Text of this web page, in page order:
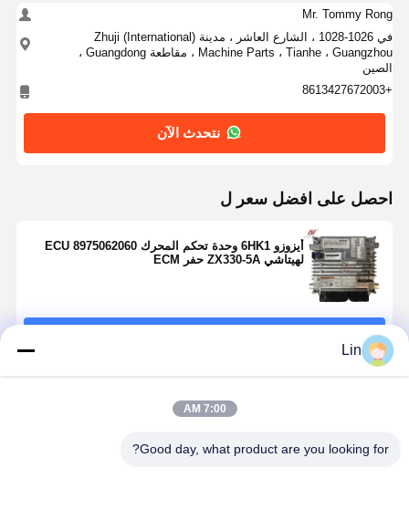
Mr. Tommy Rong
في 1026-1028 ، الشارع العاشر ، مدينة Zhuji (International)
Machine Parts ، Tianhe ، Guangzhou ، مقاطعة Guangdong ،
الصين
+8613427672003
نتحدث الآن
احصل على افضل سعر ل
أيزوزو 6HK1 وحدة تحكم المحرك ECU 8975062060
لهيتاشي ZX330-5A حفر ECM
Lin
7:00 AM
Good day, what product are you looking for?